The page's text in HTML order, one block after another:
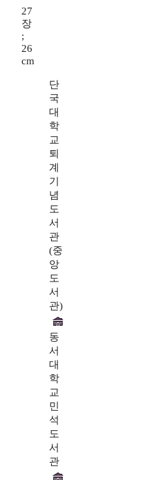
27
장
;
26
cm
단
국
대
학
교
퇴
계
기
념
도
서
관
(중
앙
도
서
관)
동
서
대
학
교
민
석
도
서
관